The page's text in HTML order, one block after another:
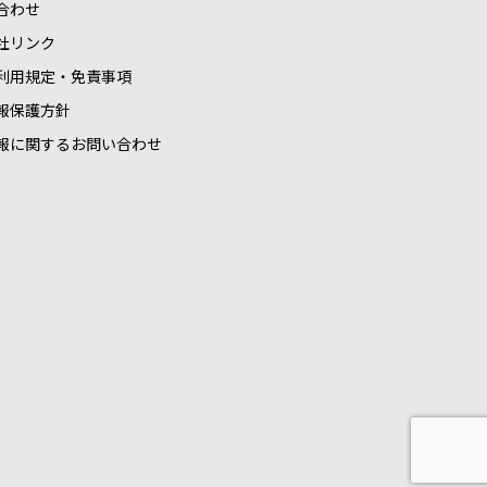
わせ
リンク
用規定・免責事項
保護方針
に関するお問い合わせ